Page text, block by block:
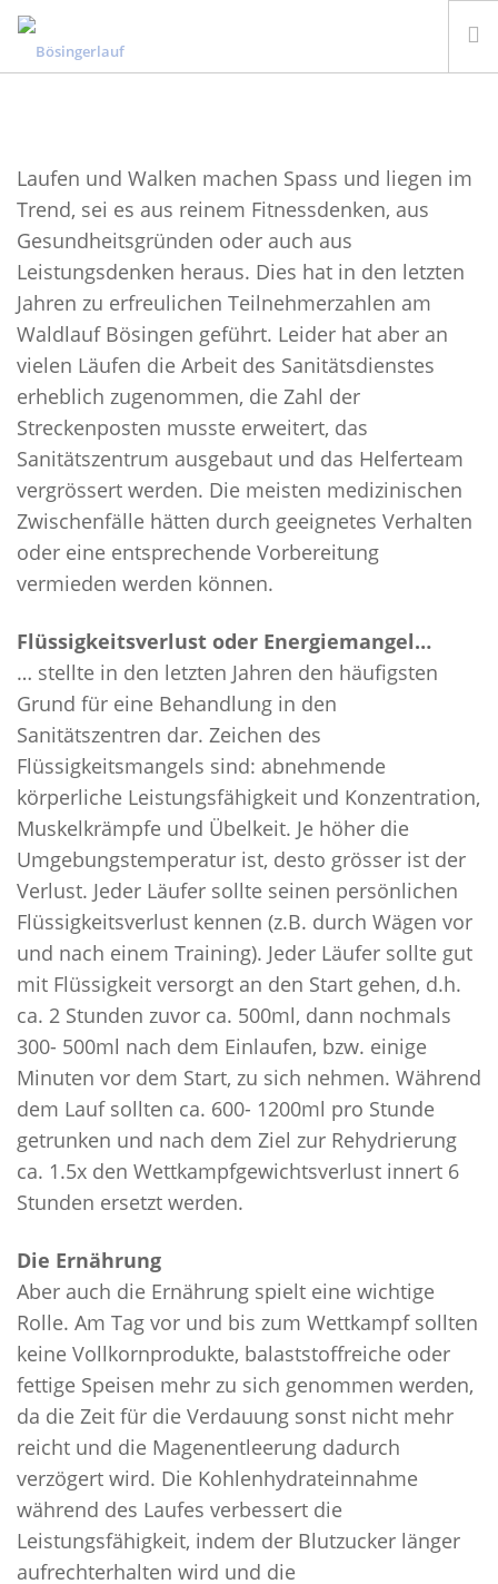
ANMELDUNG
RESULTATE UND FOTOS
SPONSOREN
KONTAKT
DEUTSCH
Laufen und Walken machen Spass und liegen im
Trend, sei es aus reinem Fitnessdenken, aus
Gesundheitsgründen oder auch aus
Leistungsdenken heraus. Dies hat in den letzten
Jahren zu erfreulichen Teilnehmerzahlen am
Waldlauf Bösingen geführt. Leider hat aber an
vielen Läufen die Arbeit des Sanitätsdienstes
erheblich zugenommen, die Zahl der
Streckenposten musste erweitert, das
Sanitätszentrum ausgebaut und das Helferteam
vergrössert werden. Die meisten medizinischen
Zwischenfälle hätten durch geeignetes Verhalten
oder eine entsprechende Vorbereitung
vermieden werden können.
Flüssigkeitsverlust oder Energiemangel…
… stellte in den letzten Jahren den häufigsten
Grund für eine Behandlung in den
Sanitätszentren dar. Zeichen des
Flüssigkeitsmangels sind: abnehmende
körperliche Leistungsfähigkeit und Konzentration,
Muskelkrämpfe und Übelkeit. Je höher die
Umgebungstemperatur ist, desto grösser ist der
Verlust. Jeder Läufer sollte seinen persönlichen
Flüssigkeitsverlust kennen (z.B. durch Wägen vor
und nach einem Training). Jeder Läufer sollte gut
mit Flüssigkeit versorgt an den Start gehen, d.h.
ca. 2 Stunden zuvor ca. 500ml, dann nochmals
300- 500ml nach dem Einlaufen, bzw. einige
Minuten vor dem Start, zu sich nehmen. Während
dem Lauf sollten ca. 600- 1200ml pro Stunde
getrunken und nach dem Ziel zur Rehydrierung
ca. 1.5x den Wettkampfgewichtsverlust innert 6
Stunden ersetzt werden.
Die Ernährung
Aber auch die Ernährung spielt eine wichtige
Rolle. Am Tag vor und bis zum Wettkampf sollten
keine Vollkornprodukte, balaststoffreiche oder
fettige Speisen mehr zu sich genommen werden,
da die Zeit für die Verdauung sonst nicht mehr
reicht und die Magenentleerung dadurch
verzögert wird. Die Kohlenhydrateinnahme
während des Laufes verbessert die
Leistungsfähigkeit, indem der Blutzucker länger
aufrechterhalten wird und die